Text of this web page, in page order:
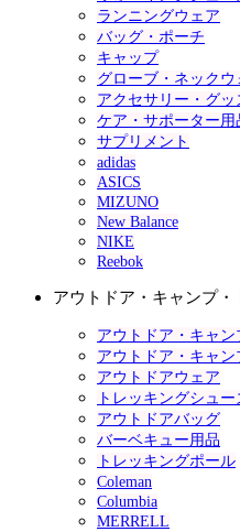
ランニングウェア
バッグ・ポーチ
キャップ
グローブ・ネックウ
アクセサリー・グッ
ケア・サポーター用
サプリメント
adidas
ASICS
MIZUNO
New Balance
NIKE
Reebok
アウトドア・キャンプ・
アウトドア・キャ
アウトドア・キャン
アウトドアウェア
トレッキングシュー
アウトドアバッグ
バーベキュー用品
トレッキングポール
Coleman
Columbia
MERRELL